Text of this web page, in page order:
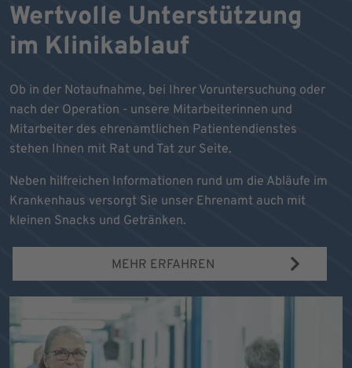
Wertvolle Unterstützung
im Klinikablauf
Ob in der Notaufnahme, bei Ihrer Voruntersuchung oder
nach der Operation - unsere Mitarbeiterinnen und
Mitarbeiter des ehrenamtlichen Patientendienstes
stehen Ihnen mit Rat und Tat zur Seite.
Neben hilfreichen Informationen rund um die Abläufe im
Krankenhaus versorgt Sie unser Ehrenamt auch mit
kleinen Snacks und Getränken.
MEHR ERFAHREN